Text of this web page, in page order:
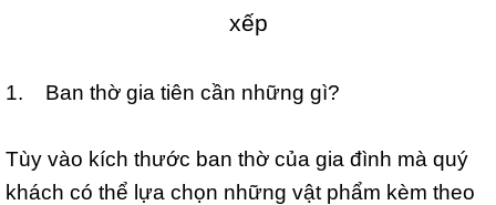
xếp
1. Ban thờ gia tiên cần những gì?
Tùy vào kích thước ban thờ của gia đình mà quý
khách có thể lựa chọn những vật phẩm kèm theo